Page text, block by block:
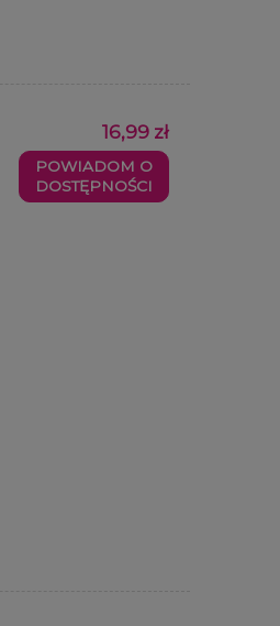
16,99 zł
POWIADOM O
DOSTĘPNOŚCI